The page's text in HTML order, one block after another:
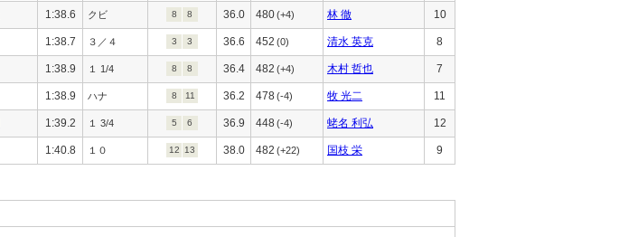
1:38.6 クビ 8 8 36.0 480(+4) 林 徹 10
1:38.7 ３／４ 3 3 36.6 452 (0) 清水 英克 8
1:38.9 １ 1/4 8 8 36.4 482 (+4) 木村 哲也 7
1:38.9 ハナ 8 11 36.2 478(-4) 牧 光二 11
1:39.2 １ 3/4 5 6 36.9 448 (-4) 蛯名 利弘 12
1:40.8 １０ 12 13 38.0 482 (+22) 国枝 栄 9